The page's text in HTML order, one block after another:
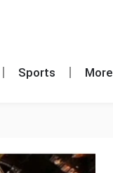
Sports More